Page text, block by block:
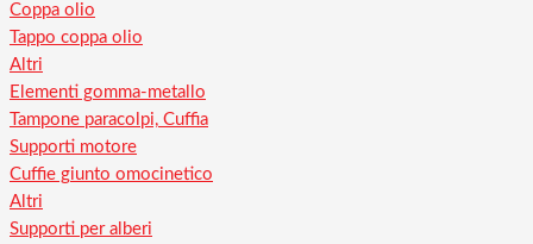
Coppa olio
Tappo coppa olio
Altri
Elementi gomma-metallo
Tampone paracolpi, Cuffia
Supporti motore
Cuffie giunto omocinetico
Altri
Supporti per alberi